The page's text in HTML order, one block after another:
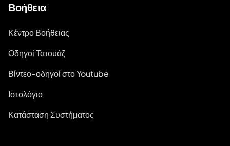
Βοήθεια
Κέντρο Βοήθειας
Οδηγοί Τατουάζ
Βίντεο-οδηγοί στο Youtube
Ιστολόγιο
Κατάσταση Συστήματος